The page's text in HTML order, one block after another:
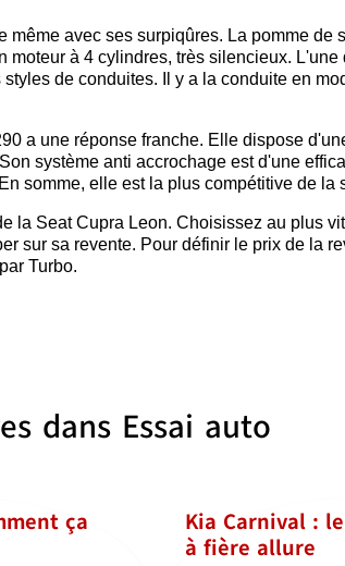
même avec ses surpiqûres. La pomme de
moteur à 4 cylindres, très silencieux.
de conduites. Il y a la conduite en
a une réponse franche. Elle dispose
système anti accrochage est d'une
somme, elle est la plus compétitive de la
la Seat Cupra Leon. Choisissez au plus
sur sa revente. Pour définir le prix de la
Turbo.
dans Essai auto
ça
Kia Carnival :
à fière allure